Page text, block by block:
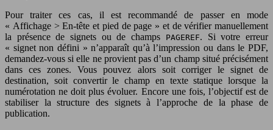
Pour traiter ces cas, il est recommandé de passer en mode
« Affichage > En-tête et pied de page » et de vérifier manuellement
la présence de signets ou de champs
PAGEREF. Si votre erreur
« signet non défini » n’apparaît qu’à l’impression ou dans le PDF,
demandez-vous si elle ne provient pas d’un champ situé précisément
dans ces zones. Vous pouvez alors soit corriger le signet de
destination, soit convertir le champ en texte statique lorsque la
numérotation ne doit plus évoluer. Encore une fois, l’objectif est de
stabiliser la structure des signets à l’approche de la phase de
publication.